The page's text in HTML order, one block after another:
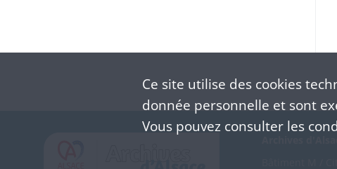
Bâtiment M /
Ce site utilise des cookies
donnée personnelle et sont
Vous pouvez consulter les